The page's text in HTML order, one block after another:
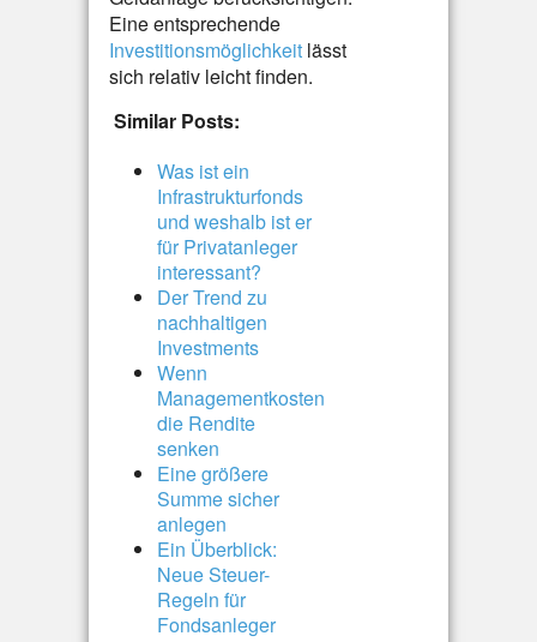
Eine entsprechende
Investitionsmöglichkeit lässt
sich relativ leicht finden.
Similar Posts:
Was ist ein
Infrastrukturfonds
und weshalb ist er
für Privatanleger
interessant?
Der Trend zu
nachhaltigen
Investments
Wenn
Managementkosten
die Rendite
senken
Eine größere
Summe sicher
anlegen
Ein Überblick:
Neue Steuer-
Regeln für
Fondsanleger